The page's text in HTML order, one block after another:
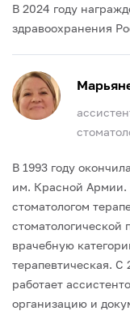
В 2024 году
здравоохранения
В 1993 году
им. Красной Армии.
стоматологом
врачебную
терапевтическая. С
работает
организацию и